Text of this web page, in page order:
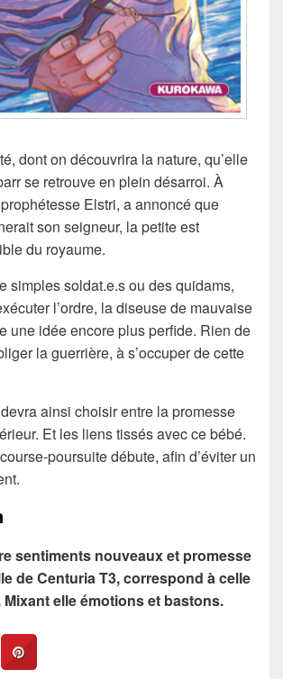
dont on découvrira la nature, qu’elle
se retrouve en plein désarroi. À
Elstri, a annoncé que
son seigneur, la petite est
du royaume.
simples soldat.e.s ou des quidams,
l’ordre, la diseuse de mauvaise
une idée encore plus perfide. Rien de
la guerrière, à s’occuper de cette
ainsi choisir entre la promesse
Et les liens tissés avec ce bébé.
poursuite débute, afin d’éviter un
sentiments nouveaux et promesse
de Centuria T3, correspond à celle
Mixant elle émotions et bastons.